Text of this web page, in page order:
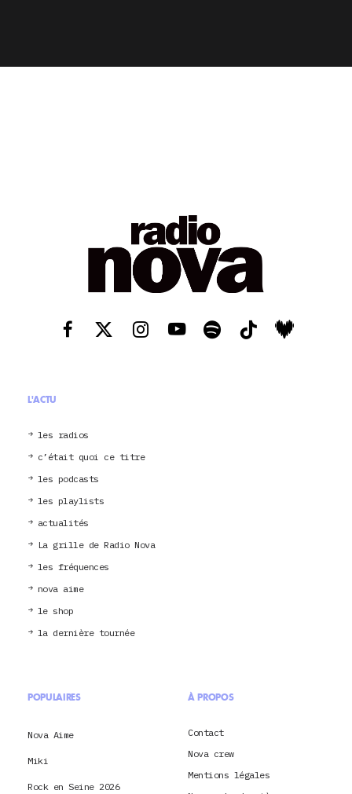
L'ACTU
les radios
c’était quoi ce titre
les podcasts
les playlists
actualités
La grille de Radio Nova
les fréquences
nova aime
le shop
la dernière tournée
POPULAIRES
Nova Aime
Miki
Rock en Seine 2026
À PROPOS
Contact
Nova crew
Mentions légales